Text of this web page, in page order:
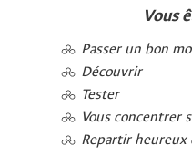
Vous
Passer un bon
Découvrir
Tester
Vous concentrer
Repartir heureux